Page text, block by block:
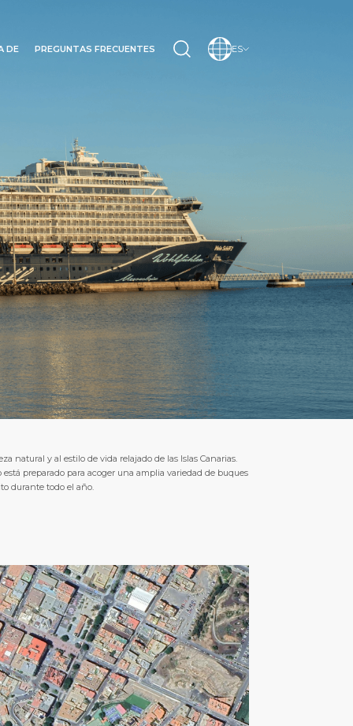
DE PREGUNTAS FRECUENTES ES
natural y al estilo de vida relajado de las Islas Canarias.
preparado para acoger una amplia variedad de buques
durante todo el año.